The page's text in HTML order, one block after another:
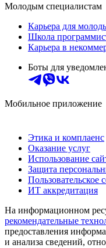
Молодым специалистам
Карьера для
Школа
Карьера в
Боты для
Мобильное приложение
Этика и комплаенс
Оказание услуг
Использование
Защита
Пользовательское
ИТ аккредитация
На информационном
рекомендательные
предоставления
и анализа сведений,